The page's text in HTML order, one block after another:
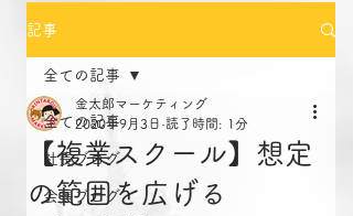
記事
全ての記事
社長ブログ
会長ブログ
全ての記事
【複業スクール】想定
の範囲を広げる
金太郎マーケティング
2020年9月3日 読了時間: 1分